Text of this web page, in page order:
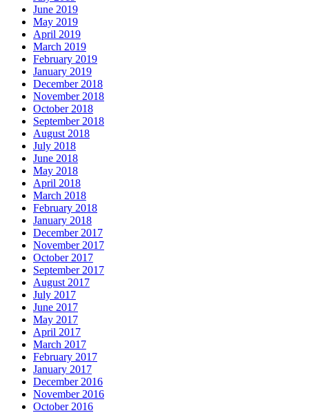
June 2019
May 2019
April 2019
March 2019
February 2019
January 2019
December 2018
November 2018
October 2018
September 2018
August 2018
July 2018
June 2018
May 2018
April 2018
March 2018
February 2018
January 2018
December 2017
November 2017
October 2017
September 2017
August 2017
July 2017
June 2017
May 2017
April 2017
March 2017
February 2017
January 2017
December 2016
November 2016
October 2016